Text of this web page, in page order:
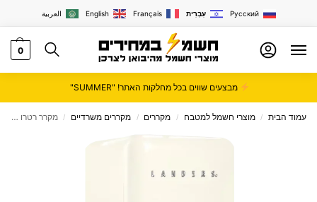
العربية English Français עִבְרִית Русский
0
מבצעים שווים בכל מחלקות האתר! "SUMMER"
עמוד הבית / מוצרי חשמל למטבח / מקררים / מקררים משרדיים / מקרר רטרו בנפח 281 ליטר עם מקפיא SC330BF Landers